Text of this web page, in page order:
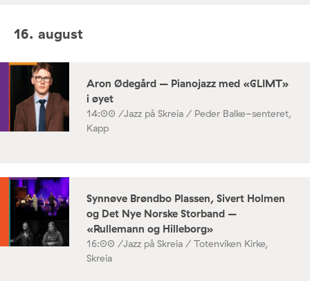
16. august
Aron Ødegård – Pianojazz med «GLIMT»
i øyet
14:00 /Jazz på Skreia / Peder Balke-senteret,
Kapp
Synnøve Brøndbo Plassen, Sivert Holmen
og Det Nye Norske Storband –
«Rullemann og Hilleborg»
16:00 /Jazz på Skreia / Totenviken Kirke,
Skreia